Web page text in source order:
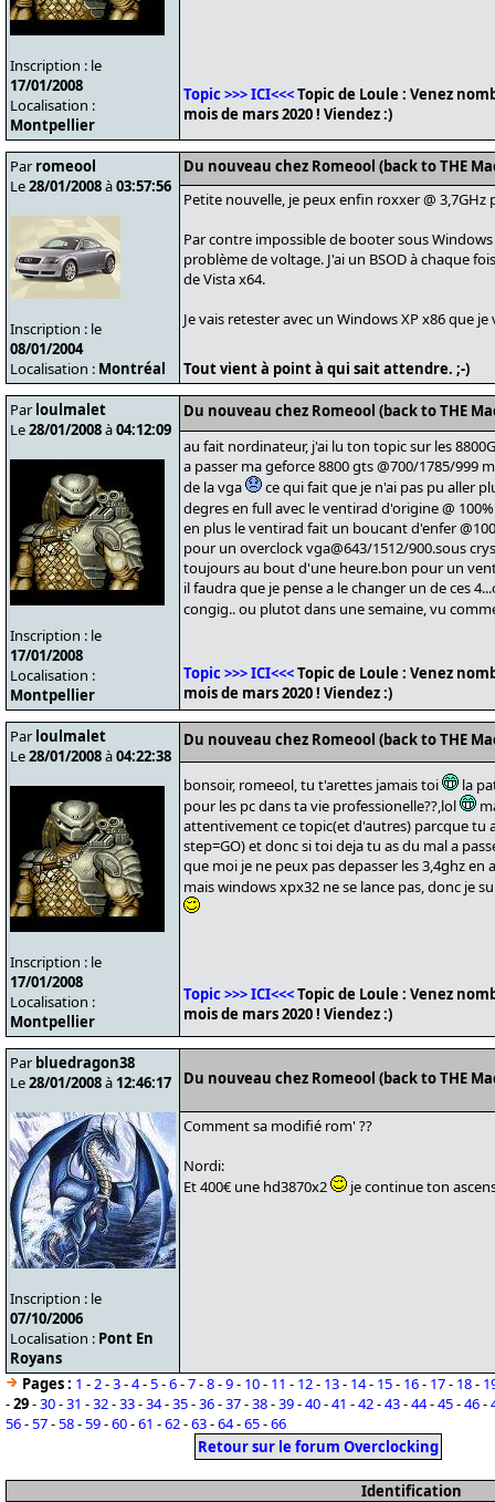
Inscription : le
17/01/2008
Localisation :
Montpellier
Topic >>> ICI<<<Topic de Loule : Venez
mois de mars 2020 ! Viendez :)
Par romeool
Le28/01/2008à03:57:56
Inscription : le
08/01/2004
Localisation : Montréal
Du nouveau chez Romeool (back to THE
Petite nouvelle, je peux enfin roxxer @ 3,7GHz
Par contre impossible de booter sous
problème de voltage. J'ai un BSOD à chaque
de Vista x64.
Je vais retester avec un Windows XP x86 que
Tout vient à point à qui sait attendre. ;-)
Par loulmalet
Le28/01/2008à04:12:09
Inscription : le
17/01/2008
Localisation :
Montpellier
Du nouveau chez Romeool (back to THE
au fait nordinateur, j'ai lu ton topic sur les
a passer ma geforce 8800 gts @700/1785/999
de la vga
ce qui fait que je n'ai pas pu aller
degres en full avec le ventirad d'origine @
en plus le ventirad fait un boucant d'enfer
pour un overclock vga@643/1512/900.sous
toujours au bout d'une heure.bon pour un
il faudra que je pense a le changer un de ces
congig.. ou plutot dans une semaine, vu
Topic >>> ICI<<<Topic de Loule : Venez
mois de mars 2020 ! Viendez :)
Par loulmalet
Le28/01/2008à04:22:38
Inscription : le
17/01/2008
Localisation :
Montpellier
Du nouveau chez Romeool (back to THE
bonsoir, romeeol, tu t'arettes jamais toi
la
pour les pc dans ta vie professionelle??,lol
attentivement ce topic(et d'autres) parcque tu
step=GO) et donc si toi deja tu as du mal a
que moi je ne peux pas depasser les 3,4ghz en
mais windows xpx32 ne se lance pas, donc je
Topic >>> ICI<<<Topic de Loule : Venez
mois de mars 2020 ! Viendez :)
Par bluedragon38
Le28/01/2008à 12:46:17
Inscription : le
07/10/2006
Localisation : Pont En
Royans
Du nouveau chez Romeool (back to THE
Comment sa modifié rom' ??
Nordi:
Et 400€ une hd3870x2
je continue ton
Pages : 1 -2-3-4-5-6-7-8-9- 10- 11 - 12- 13- 14- 15- 16- 17- 18-
-29-30-31 -32-33-34-35-36-37-38-39-40-41 -42-43-44-45-46-
56-57-58-59-60-61 -62-63-64-65-66
Retour sur le forum Overclocking
Identification